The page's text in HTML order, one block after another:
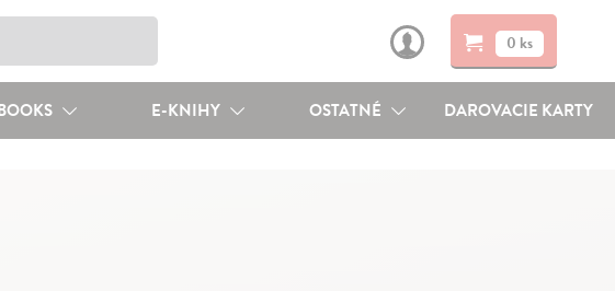
0 ks
E-KNIHY OSTATNÉ DAROVACIE KARTY